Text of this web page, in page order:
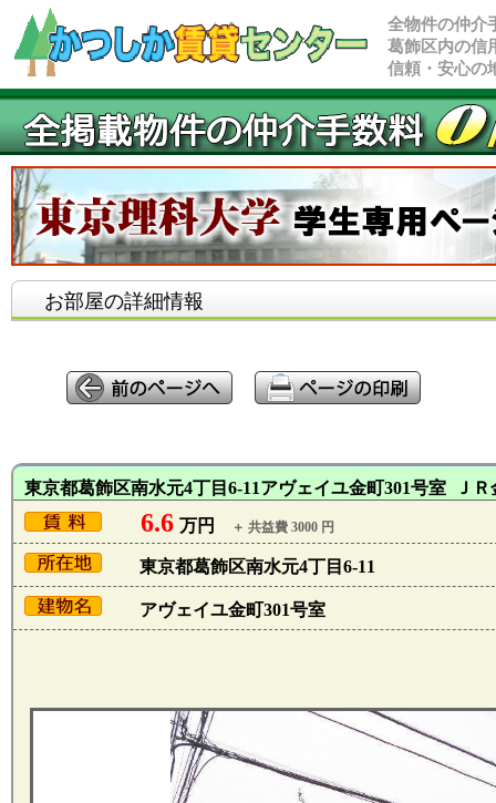
全物件の仲介
葛飾区内の信
信頼・安心の
お部屋の詳細情報
東京都葛飾区南水元4丁目6-11アヴェイユ金町301号室 Ｊ
6.6 万円 ＋ 共益費 3000 円
東京都葛飾区南水元4丁目6-11
アヴェイユ金町301号室